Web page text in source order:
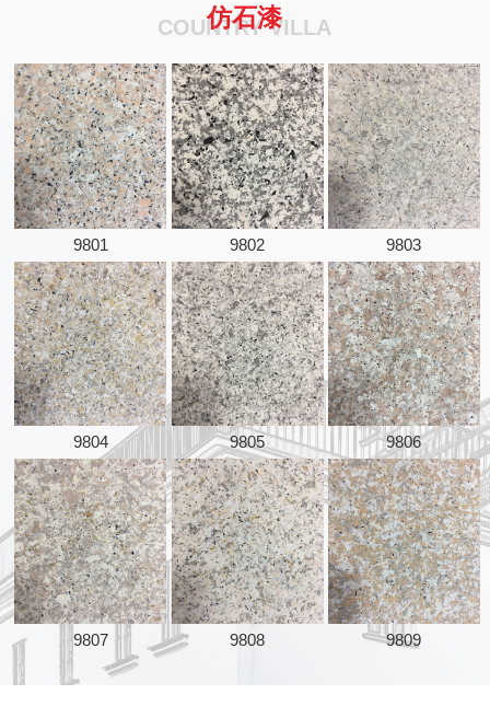
COUNTRY VILLA
仿石漆
9801 9802 9803
9804 9805 9806
9807 9808 9809